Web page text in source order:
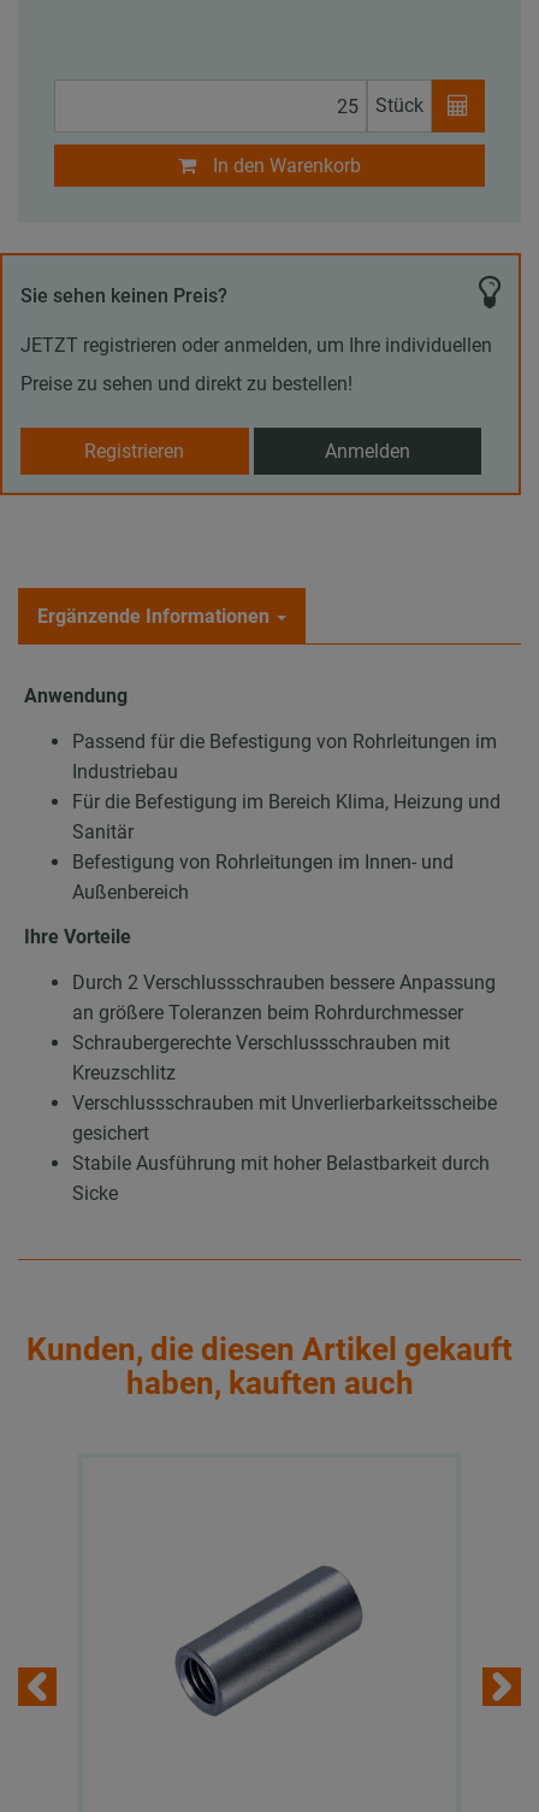
Stück
In den Warenkorb
Sie sehen keinen Preis?
JETZT registrieren oder anmelden, um Ihre individuellen
Preise zu sehen und direkt zu bestellen!
Registrieren Anmelden
Ergänzende Informationen
Anwendung
Passend für die Befestigung von Rohrleitungen im
Industriebau
Für die Befestigung im Bereich Klima, Heizung und
Sanitär
Befestigung von Rohrleitungen im Innen- und
Außenbereich
Ihre Vorteile
Durch 2 Verschlussschrauben bessere Anpassung
an größere Toleranzen beim Rohrdurchmesser
Schraubergerechte Verschlussschrauben mit
Kreuzschlitz
Verschlussschrauben mit Unverlierbarkeitsscheibe
gesichert
Stabile Ausführung mit hoher Belastbarkeit durch
Sicke
Kunden, die diesen Artikel gekauft
haben, kauften auch